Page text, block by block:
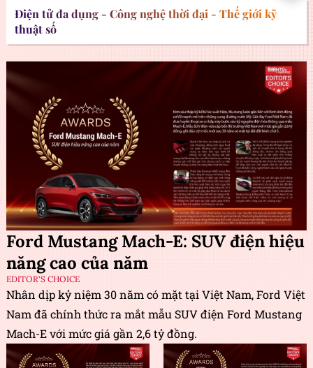
Điện tử đa dụng - Công nghệ thời đại - Thế giới kỹ
thuật số
Ford Mustang Mach-E: SUV điện hiệu
năng cao của năm
EDITOR'S CHOICE
Nhân dịp kỷ niệm 30 năm có mặt tại Việt Nam, Ford Việt
Nam đã chính thức ra mắt mẫu SUV điện Ford Mustang
Mach-E với mức giá gần 2,6 tỷ đồng.